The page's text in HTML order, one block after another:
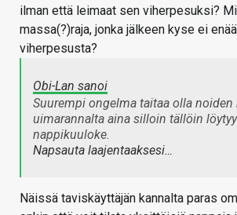
ilman että leimaat sen viherpesuksi?
massa(?)raja, jonka jälkeen kyse ei
viherpesusta?
Obi-Lan sanoi
Suurempi ongelma taitaa olla noiden
uimarannalta aina silloin tällöin
nappikuuloke.
Napsauta laajentaaksesi…
Näissä taviskäyttäjän kannalta paras